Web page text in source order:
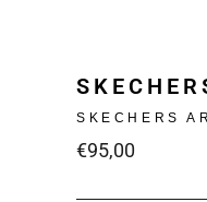
SKECHERS
Prezzo
€95,00